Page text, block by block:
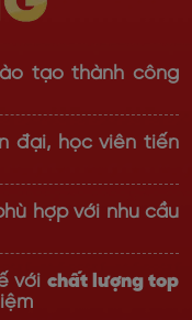
tạo thành công
đại, học viên tiến
hợp với nhu cầu
với chất lượng top